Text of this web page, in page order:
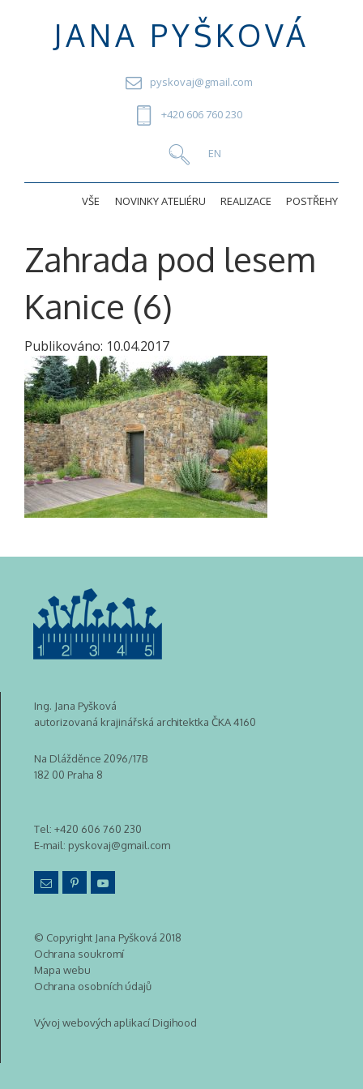
JANA PYŠKOVÁ
pyskovaj@gmail.com
+420 606 760 230
VŠE NOVINKY ATELIÉRU REALIZACE POSTŘEHY
Zahrada pod lesem
Kanice (6)
Publikováno: 10.04.2017
Ing. Jana Pyšková
autorizovaná krajinářská architektka ČKA 4160
Na Dlážděnce 2096/17B
182 00 Praha 8
Tel: +420 606 760 230
E-mail: pyskovaj@gmail.com
© Copyright Jana Pyšková 2018
Ochrana soukromí
Mapa webu
Ochrana osobních údajů
Vývoj webových aplikací Digihood